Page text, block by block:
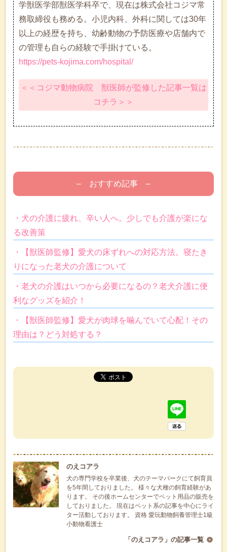
学獣医学部獣医学科卒で、現在は株式会社コジマ常
務取締役も務める。小児内科、外科に関しては30年
以上の経歴を持ち、幼齢動物の予防医療や店舗内で
の管理も自らの経験で手掛けている。
https://pets-kojima.com/hospital/
＜＜コジマ動物病院 獣医師が監修した記事一覧は
コチラ＞＞
– おすすめ記事 –
・犬の介護に疲れ、辛い人へ。少しでも介護が楽にな
る改善策
・【獣医師監修】愛犬の床ずれへの対応方法。寝たき
りになった老犬の介護について
・老犬の介護はいつから必要になるの？老犬介護に便
利なグッズを紹介！
・【獣医師監修】愛犬が肉球を噛んでいて心配！その
理由は？どう対処する？
のえコアラ
犬の専門学校を卒業後、犬のテーマパークにて飼育員
を5年間しておりました。 様々な犬種の飼育経験があ
ります。 その後ホームセンターでペット用品の販売を
しておりました。 現在はペット系の記事を中心にライ
ター活動しております。 資格 愛玩動物飼養管理士1級
小動物看護士
「のえコアラ」の記事一覧